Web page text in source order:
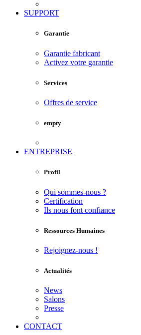
SUPPORT
Garantie
Garantie fabricant
Activez votre garantie
Services
Offres de service
empty
ENTREPRISE
Profil
Qui sommes-nous ?
Certification
Ils nous font confiance
Ressources Humaines
Rejoignez-nous !
Actualités
News
Salons
Presse
CONTACT